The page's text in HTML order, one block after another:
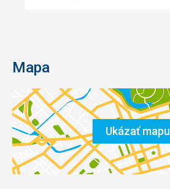
Mapa
Ukázať mapu